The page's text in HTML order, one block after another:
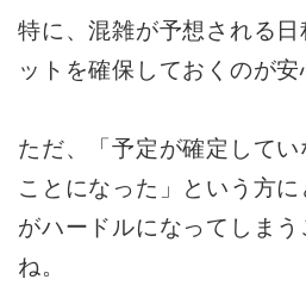
特に、混雑が予想される
ットを確保しておくのが安
ただ、「予定が確定して
ことになった」という方
がハードルになってしまう
ね。